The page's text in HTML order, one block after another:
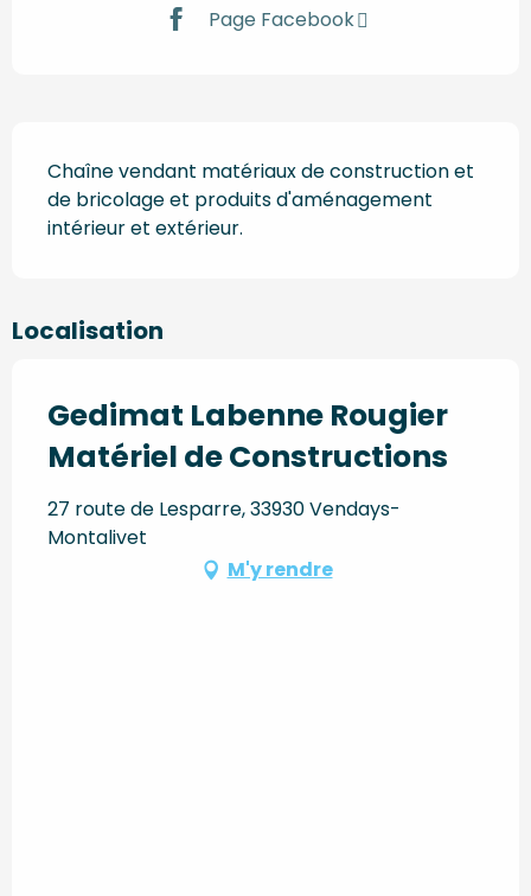
Page Facebook
Chaîne vendant matériaux de construction et
de bricolage et produits d'aménagement
intérieur et extérieur.
Localisation
Gedimat Labenne Rougier
Matériel de Constructions
27 route de Lesparre, 33930 Vendays-
Montalivet
M'y rendre